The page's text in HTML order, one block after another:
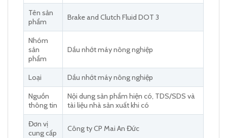
Tên sản
phẩm
Brake and Clutch Fluid DOT 3
Nhóm
sản
phẩm
Dầu nhớt máy nông nghiệp
Loại Dầu nhớt máy nông nghiệp
Nguồn
thông tin
Nội dung sản phẩm hiện có, TDS/SDS và
tài liệu nhà sản xuất khi có
Đơn vị
cung cấp
Công ty CP Mai An Đức